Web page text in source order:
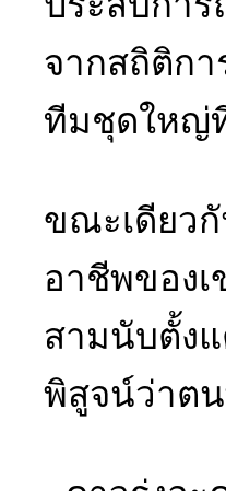
จากสถิติก
ทีมชุดใหญ่
ขณะเดียว
อาชีพของ
สามนับตั้ง
พิสูจน์ว่าต